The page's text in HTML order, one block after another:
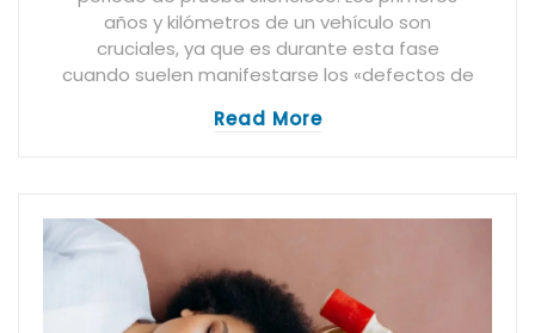
años y kilómetros de un vehículo son
cruciales, ya que es durante esta fase
cuando suelen manifestarse los «defectos de
Read More